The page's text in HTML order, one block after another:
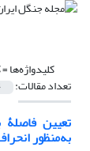
کلیدواژه‌ها =
تعداد مقالات:
تعیین
به‌منظور